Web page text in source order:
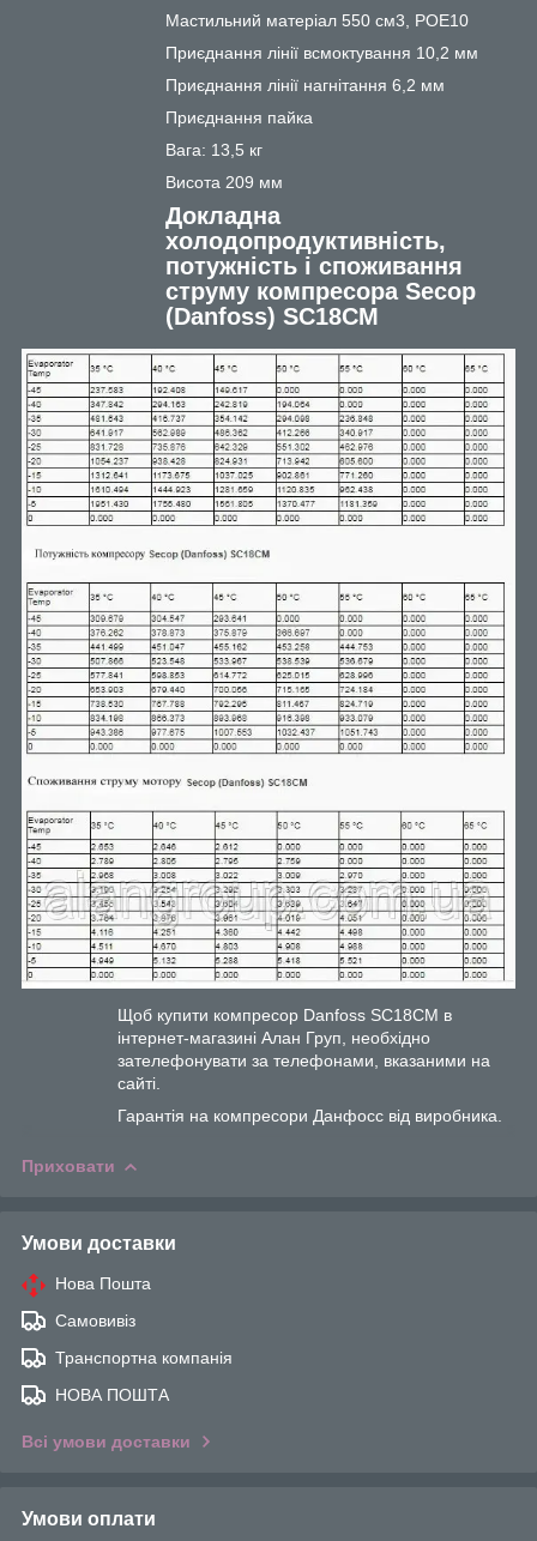
Мастильний матеріал 550 см3, POE10
Приєднання лінії всмоктування 10,2 мм
Приєднання лінії нагнітання 6,2 мм
Приєднання пайка
Вага: 13,5 кг
Висота 209 мм
Докладна
холодопродуктивність,
потужність і споживання
струму компресора Secop
(Danfoss) ЅС18СМ
Щоб купити компресор Danfoss ЅС18СМ в
інтернет-магазині Алан Груп, необхідно
зателефонувати за телефонами, вказаними на
сайті.
Гарантія на компресори Данфосс від виробника.
Приховати
Умови доставки
Нова Пошта
Самовивіз
Транспортна компанія
НОВА ПОШТА
Всі умови доставки
Умови оплати